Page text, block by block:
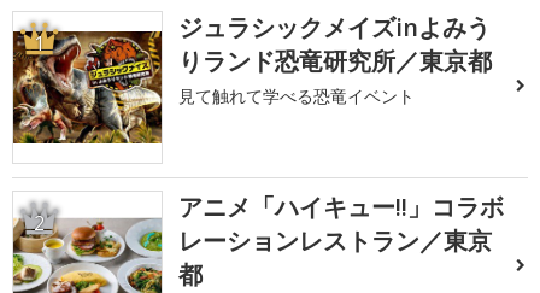
1
ジュラシックメイズinよみう
りランド恐竜研究所／東京都
見て触れて学べる恐竜イベント
2
アニメ「ハイキュー!!」コラボ
レーションレストラン／東京
都